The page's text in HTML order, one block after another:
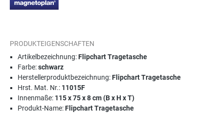
PRODUKTEIGENSCHAFTEN
Artikelbezeichnung:Flipchart Tragetasche
Farbe:schwarz
Herstellerproduktbezeichnung:Flipchart Tragetasche
Hrst. Mat. Nr.: 11015F
Innenmaße: 115 x 75 x 8 cm (B x H x T)
Produkt-Name:Flipchart Tragetasche